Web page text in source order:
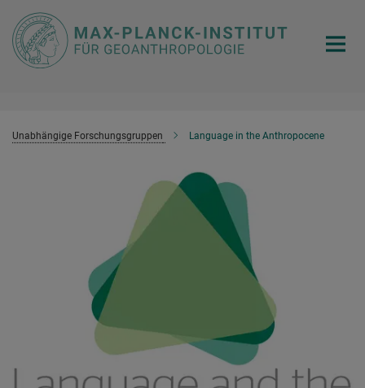
Hauptinhalt
Unabhängige Forschungsgruppen Language in the Anthropocene